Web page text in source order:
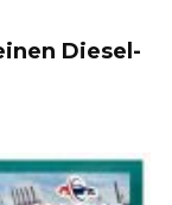
Diesel-